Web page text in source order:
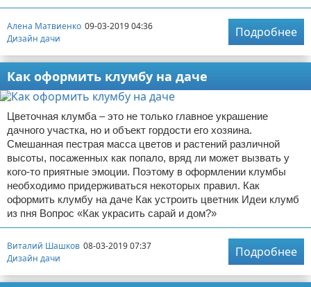
Алена Матвиенко 09-03-2019 04:36
Дизайн дачи
Подробнее
Как оформить клумбу на даче
Цветочная клумба – это не только главное украшение
дачного участка, но и объект гордости его хозяина.
Смешанная пестрая масса цветов и растений различной
высоты, посаженных как попало, вряд ли может вызвать у
кого-то приятные эмоции. Поэтому в оформлении клумбы
необходимо придерживаться некоторых правил. Как
оформить клумбу на даче Как устроить цветник Идеи клумб
из пня Вопрос «Как украсить сарай и дом?»
Виталий Шашков 08-03-2019 07:37
Дизайн дачи
Подробнее